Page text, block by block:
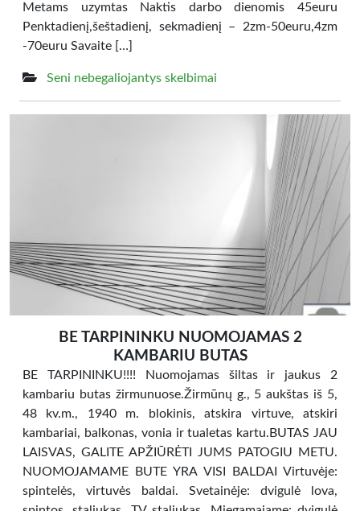
Metams uzymtas Naktis darbo dienomis 45euru
Penktadienį,šeštadienį, sekmadienį – 2zm-50euru,4zm
-70euru Savaite […]
Seni nebegaliojantys skelbimai
BE TARPININKU NUOMOJAMAS 2
KAMBARIU BUTAS
BE TARPININKU!!!! Nuomojamas šiltas ir jaukus 2
kambariu butas žirmunuose.Žirmūnų g., 5 aukštas iš 5,
48 kv.m., 1940 m. blokinis, atskira virtuve, atskiri
kambariai, balkonas, vonia ir tualetas kartu.BUTAS JAU
LAISVAS, GALITE APŽIŪRĖTI JUMS PATOGIU METU.
NUOMOJAMAME BUTE YRA VISI BALDAI Virtuvėje:
spintelės, virtuvės baldai. Svetainėje: dvigulė lova,